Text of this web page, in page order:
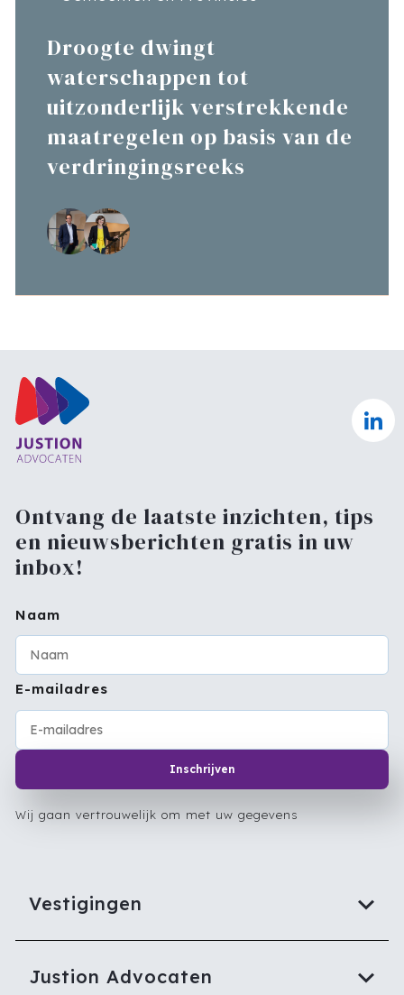
Droogte dwingt
waterschappen tot
uitzonderlijk verstrekkende
maatregelen op basis van de
verdringingsreeks
Vestigingen
Justion Advocaten
Ontvang de laatste inzichten, tips
en nieuwsberichten gratis in uw
inbox!
Naam
E-mailadres
Inschrijven
Wij gaan vertrouwelijk om met uw gegevens